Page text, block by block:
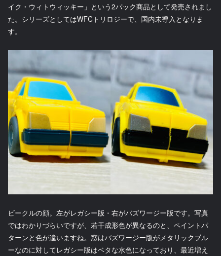
イク・ウィトウィッキー」という2パック商品として発売されまし
た。シリーズとしてはWFCトリロジーで、国内未導入となりま
す。
ビークルの顔。左がレガシー版・右がバズワージー版です。写真
ではわかりづらいですが、若干成形色が異なるのと、ペイントパ
ターンと色が違いますね。窓はバズワージー版がメタリックブル
ーなのに対してレガシー版はベタな水色になっており、最近増え